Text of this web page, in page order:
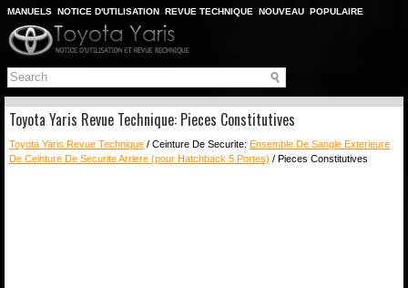
MANUELS NOTICE D'UTILISATION REVUE TECHNIQUE NOUVEAU POPULAIRE
PLAN DU SITE
CHERCHER
Toyota Yaris Revue Technique: Pieces Constitutives
Toyota Yaris Revue Technique / Ceinture De Securite: Ensemble De Sangle Exterieure
De Ceinture De Securite Arriere (pour Hatchback 5 Portes) / Pieces Constitutives